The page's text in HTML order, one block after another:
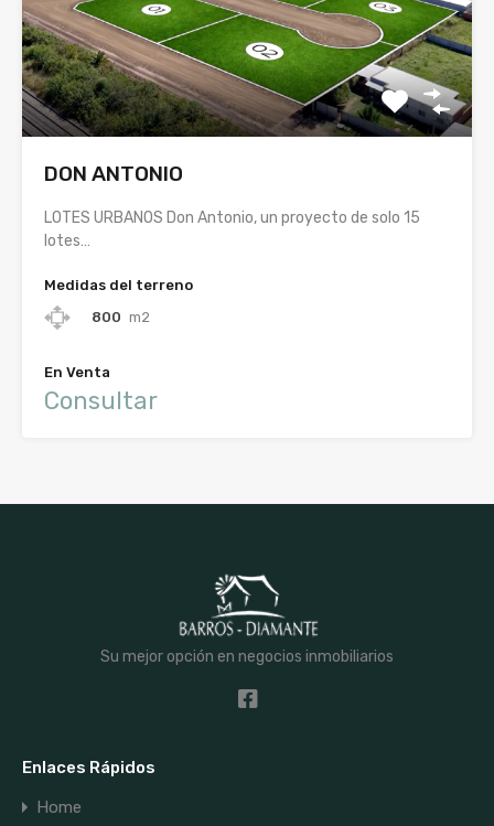
DON ANTONIO
LOTES URBANOS Don Antonio, un proyecto de solo 15
lotes…
Medidas del terreno
800 m2
En Venta
Consultar
Su mejor opción en negocios inmobiliarios
Enlaces Rápidos
Home